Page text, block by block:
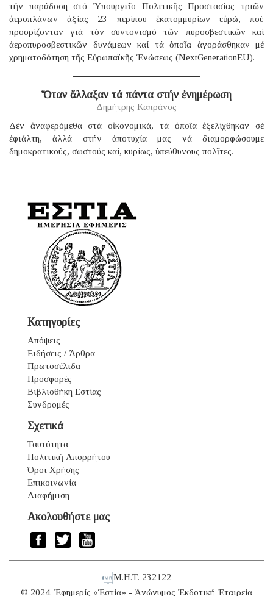
τήν παράδοση στό Ὑπουργεῖο Πολιτικῆς Προστασίας τριῶν
ἀεροπλάνων ἀξίας 23 περίπου ἑκατομμυρίων εὐρώ, πού
προορίζονταν γιά τόν συντονισμό τῶν πυροσβεστικῶν καί
ἀεροπυροσβεστικῶν δυνάμεων καί τά ὁποῖα ἀγοράσθηκαν μέ
χρηματοδότηση τῆς Εὐρωπαϊκῆς Ἑνώσεως (NextGenerationEU).
Ὅταν ἄλλαξαν τά πάντα στήν ἐνημέρωση
Δημήτρης Καπράνος
Δέν ἀναφερόμεθα στά οἰκονομικά, τά ὁποῖα ἐξελίχθηκαν σέ
ἐφιάλτη, ἀλλά στήν ἀποτυχία μας νά διαμορφώσουμε
δημοκρατικούς, σωστούς καί, κυρίως, ὑπεύθυνους πολῖτες.
Κατηγορίες
Απόψεις
Ειδήσεις / Άρθρα
Πρωτοσέλιδα
Προσφορές
Βιβλιοθήκη Εστίας
Συνδρομές
Σχετικά
Ταυτότητα
Πολιτική Απορρήτου
Όροι Χρήσης
Επικοινωνία
Διαφήμιση
Ακολουθήστε μας
Μ.Η.Τ. 232122
© 2024. Ἐφημερίς «Ἑστία» - Ἀνώνυμος Ἐκδοτική Ἑταιρεία